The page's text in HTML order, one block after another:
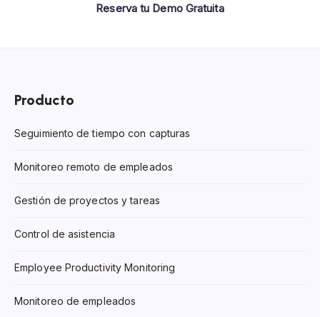
Reserva tu Demo Gratuita
Producto
Seguimiento de tiempo con capturas
Monitoreo remoto de empleados
Gestión de proyectos y tareas
Control de asistencia
Employee Productivity Monitoring
Monitoreo de empleados